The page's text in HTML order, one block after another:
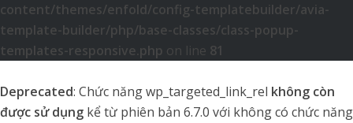
content/themes/enfold/config-templatebuilder/avia-
template-builder/php/base-classes/class-popup-
templates-responsive.php on line 81
Deprecated: Chức năng wp_targeted_link_rel không còn
được sử dụng kể từ phiên bản 6.7.0 với không có chức năng